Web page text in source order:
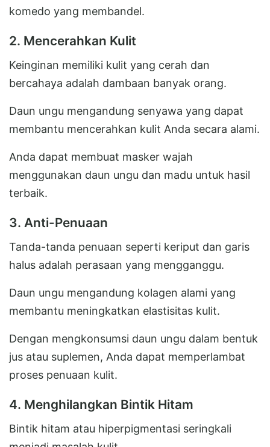
komedo yang membandel.
2. Mencerahkan Kulit
Keinginan memiliki kulit yang cerah dan
bercahaya adalah dambaan banyak orang.
Daun ungu mengandung senyawa yang dapat
membantu mencerahkan kulit Anda secara alami.
Anda dapat membuat masker wajah
menggunakan daun ungu dan madu untuk hasil
terbaik.
3. Anti-Penuaan
Tanda-tanda penuaan seperti keriput dan garis
halus adalah perasaan yang mengganggu.
Daun ungu mengandung kolagen alami yang
membantu meningkatkan elastisitas kulit.
Dengan mengkonsumsi daun ungu dalam bentuk
jus atau suplemen, Anda dapat memperlambat
proses penuaan kulit.
4. Menghilangkan Bintik Hitam
Bintik hitam atau hiperpigmentasi seringkali